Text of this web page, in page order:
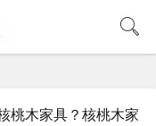
桃木家具？核桃木家